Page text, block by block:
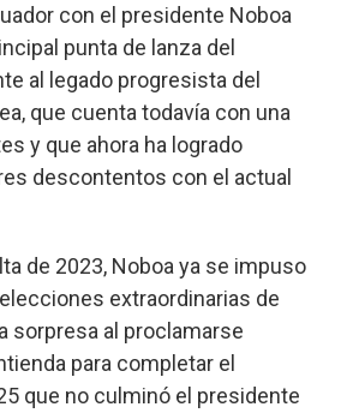
con el presidente Noboa
punta de lanza del
al legado progresista del
que cuenta todavía con una
y que ahora ha logrado
descontentos con el actual
de 2023, Noboa ya se impuso
extraordinarias de
sorpresa al proclamarse
para completar el
que no culminó el presidente